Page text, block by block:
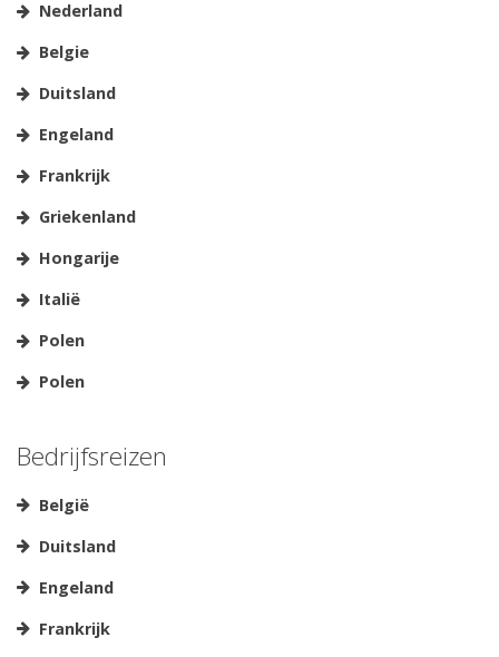
Nederland
Belgie
Duitsland
Engeland
Frankrijk
Griekenland
Hongarije
Italië
Polen
Polen
Bedrijfsreizen
België
Duitsland
Engeland
Frankrijk